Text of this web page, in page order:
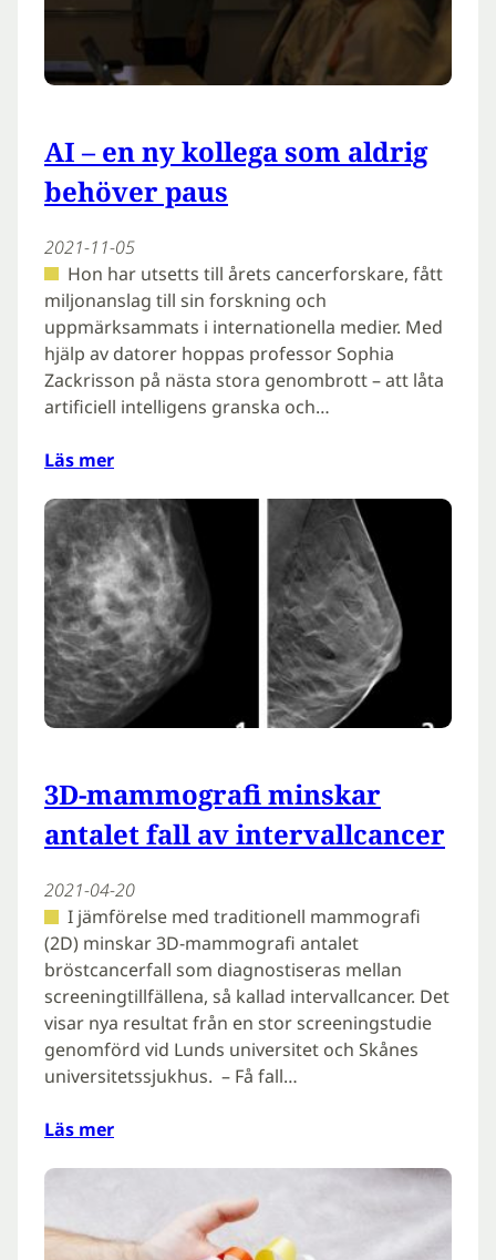
AI – en ny kollega som aldrig
behöver paus
2021-11-05
Hon har utsetts till årets cancerforskare, fått
miljonanslag till sin forskning och
uppmärksammats i internationella medier. Med
hjälp av datorer hoppas professor Sophia
Zackrisson på nästa stora genombrott – att låta
artificiell intelligens granska och…
Läs mer
3D-mammografi minskar
antalet fall av intervallcancer
2021-04-20
I jämförelse med traditionell mammografi
(2D) minskar 3D-mammografi antalet
bröstcancerfall som diagnostiseras mellan
screeningtillfällena, så kallad intervallcancer. Det
visar nya resultat från en stor screeningstudie
genomförd vid Lunds universitet och Skånes
universitetssjukhus. – Få fall…
Läs mer